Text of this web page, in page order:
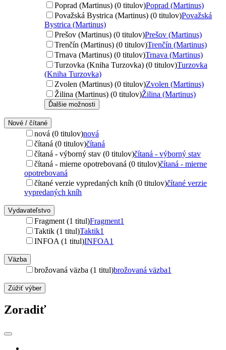
Poprad (Martinus) (0 titulov)Poprad (Martinus)
Považská Bystrica (Martinus) (0 titulov)Považská
Bystrica (Martinus)
Prešov (Martinus) (0 titulov)Prešov (Martinus)
Trenčín (Martinus) (0 titulov)Trenčín (Martinus)
Trnava (Martinus) (0 titulov)Trnava (Martinus)
Turzovka (Kniha Turzovka) (0 titulov)Turzovka
(Kniha Turzovka)
Zvolen (Martinus) (0 titulov)Zvolen (Martinus)
Žilina (Martinus) (0 titulov)Žilina (Martinus)
Ďalšie možnosti
Nové / čítané
nová (0 titulov)nová
čítaná (0 titulov)čítaná
čítaná - výborný stav (0 titulov)čítaná - výborný stav
čítaná - mierne opotrebovaná (0 titulov)čítaná - mierne
opotrebovaná
čítané verzie vypredaných kníh (0 titulov)čítané verzie
vypredaných kníh
Vydavateľstvo
Fragment (1 titul)Fragment1
Taktik (1 titul)Taktik1
INFOA (1 titul)INFOA1
Väzba
brožovaná väzba (1 titul)brožovaná väzba1
Zúžiť výber
Zoradiť